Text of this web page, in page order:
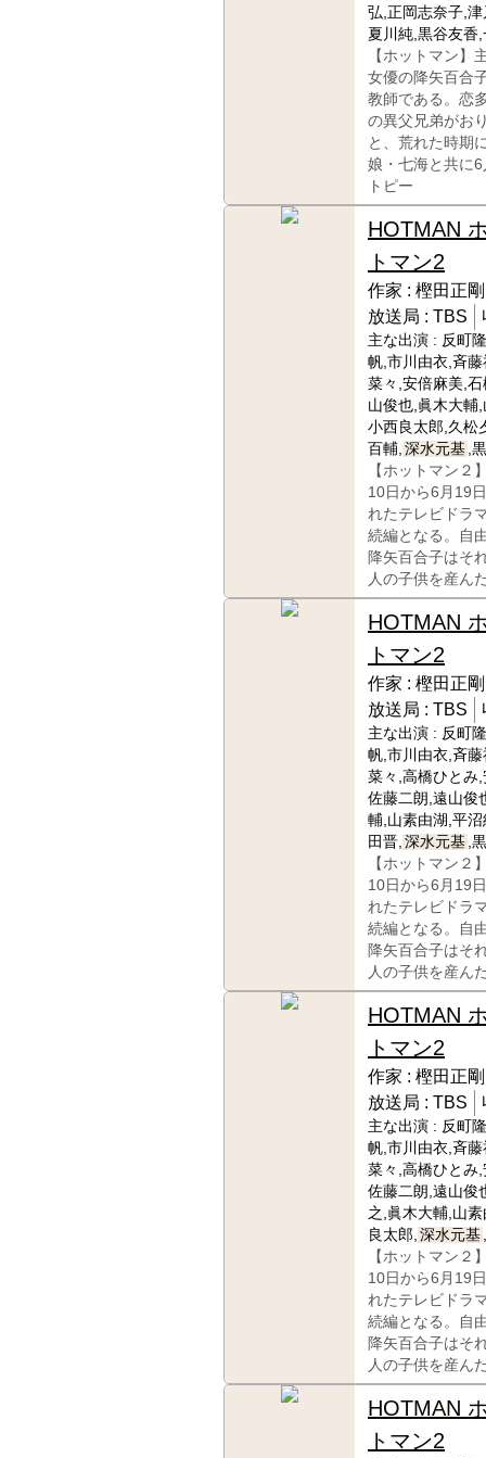
弘,正岡志奈子,
夏川純,黒谷友香
【ホットマン】
女優の降矢百合
教師である。恋
の異父兄弟がお
と、荒れた時期
娘・七海と共に
トピー
HOTMAN
トマン2
作家 : 樫田正剛
放送局 : TBS
主な出演 : 反町
帆,市川由衣,斉
菜々,安倍麻美,
山俊也,眞木大輔
小西良太郎,久松
百輔, 深水元基 ,
【ホットマン２
10日から6月19
れたテレビドラ
続編となる。自
降矢百合子はそ
人の子供を産ん
HOTMAN
トマン2
作家 : 樫田正剛
放送局 : TBS
主な出演 : 反町
帆,市川由衣,斉
菜々,高橋ひとみ
佐藤二朗,遠山俊
輔,山素由湖,平
田晋, 深水元基 ,
【ホットマン２
10日から6月19
れたテレビドラ
続編となる。自
降矢百合子はそ
人の子供を産ん
HOTMAN
トマン2
作家 : 樫田正剛
放送局 : TBS
主な出演 : 反町
帆,市川由衣,斉
菜々,高橋ひとみ
佐藤二朗,遠山俊
之,眞木大輔,山
良太郎, 深水元基
【ホットマン２
10日から6月19
れたテレビドラ
続編となる。自
降矢百合子はそ
人の子供を産ん
HOTMAN
トマン2